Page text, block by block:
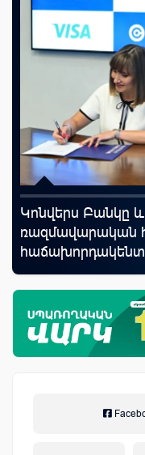
Կոնվերս Բանկը և
ռազմավարական
նպատակով